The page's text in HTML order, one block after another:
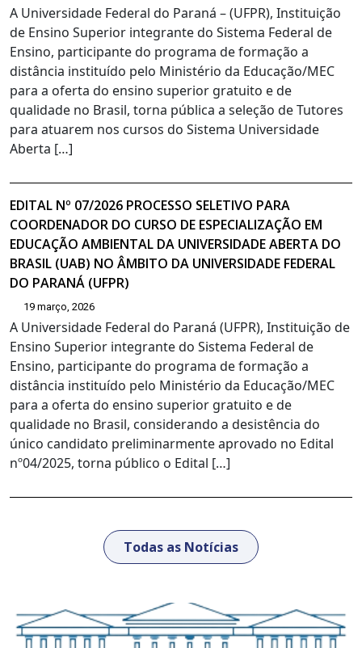
A Universidade Federal do Paraná – (UFPR), Instituição
de Ensino Superior integrante do Sistema Federal de
Ensino, participante do programa de formação a
distância instituído pelo Ministério da Educação/MEC
para a oferta do ensino superior gratuito e de
qualidade no Brasil, torna pública a seleção de Tutores
para atuarem nos cursos do Sistema Universidade
Aberta […]
EDITAL Nº 07/2026 PROCESSO SELETIVO PARA
COORDENADOR DO CURSO DE ESPECIALIZAÇÃO EM
EDUCAÇÃO AMBIENTAL DA UNIVERSIDADE ABERTA DO
BRASIL (UAB) NO ÂMBITO DA UNIVERSIDADE FEDERAL
DO PARANÁ (UFPR)
19 março, 2026
A Universidade Federal do Paraná (UFPR), Instituição de
Ensino Superior integrante do Sistema Federal de
Ensino, participante do programa de formação a
distância instituído pelo Ministério da Educação/MEC
para a oferta do ensino superior gratuito e de
qualidade no Brasil, considerando a desistência do
único candidato preliminarmente aprovado no Edital
nº04/2025, torna público o Edital […]
Todas as Notícias